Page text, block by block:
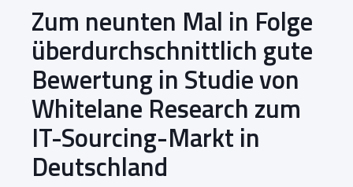
Zum neunten Mal in Folge
überdurchschnittlich gute
Bewertung in Studie von
Whitelane Research zum
IT-Sourcing-Markt in
Deutschland